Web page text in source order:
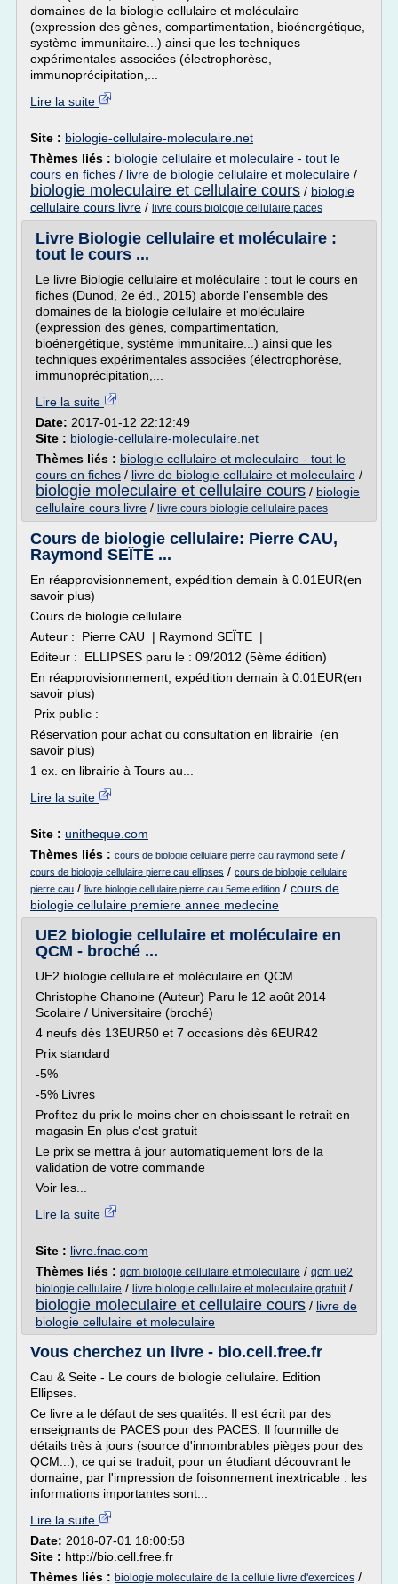
domaines de la biologie cellulaire et moléculaire
(expression des gènes, compartimentation, bioénergétique,
système immunitaire...) ainsi que les techniques
expérimentales associées (électrophorèse,
immunoprécipitation,...
Lire la suite
Site : biologie-cellulaire-moleculaire.net
Thèmes liés : biologie cellulaire et moleculaire - tout le
cours en fiches / livre de biologie cellulaire et moleculaire /
biologie moleculaire et cellulaire cours / biologie
cellulaire cours livre / livre cours biologie cellulaire paces
Livre Biologie cellulaire et moléculaire :
tout le cours ...
Le livre Biologie cellulaire et moléculaire : tout le cours en
fiches (Dunod, 2e éd., 2015) aborde l'ensemble des
domaines de la biologie cellulaire et moléculaire
(expression des gènes, compartimentation,
bioénergétique, système immunitaire...) ainsi que les
techniques expérimentales associées (électrophorèse,
immunoprécipitation,...
Lire la suite
Date: 2017-01-12 22:12:49
Site : biologie-cellulaire-moleculaire.net
Thèmes liés : biologie cellulaire et moleculaire - tout le
cours en fiches / livre de biologie cellulaire et moleculaire /
biologie moleculaire et cellulaire cours / biologie
cellulaire cours livre / livre cours biologie cellulaire paces
Cours de biologie cellulaire: Pierre CAU,
Raymond SEÏTE ...
En réapprovisionnement, expédition demain à 0.01EUR(en
savoir plus)
Cours de biologie cellulaire
Auteur : Pierre CAU | Raymond SEÏTE |
Editeur : ELLIPSES paru le : 09/2012 (5ème édition)
En réapprovisionnement, expédition demain à 0.01EUR(en
savoir plus)
Prix public :
Réservation pour achat ou consultation en librairie (en
savoir plus)
1 ex. en librairie à Tours au...
Lire la suite
Site : unitheque.com
Thèmes liés : cours de biologie cellulaire pierre cau raymond seite /
cours de biologie cellulaire pierre cau ellipses / cours de biologie cellulaire
pierre cau / livre biologie cellulaire pierre cau 5eme edition / cours de
biologie cellulaire premiere annee medecine
UE2 biologie cellulaire et moléculaire en
QCM - broché ...
UE2 biologie cellulaire et moléculaire en QCM
Christophe Chanoine (Auteur) Paru le 12 août 2014
Scolaire / Universitaire (broché)
4 neufs dès 13EUR50 et 7 occasions dès 6EUR42
Prix standard
-5%
-5% Livres
Profitez du prix le moins cher en choisissant le retrait en
magasin En plus c'est gratuit
Le prix se mettra à jour automatiquement lors de la
validation de votre commande
Voir les...
Lire la suite
Site : livre.fnac.com
Thèmes liés : qcm biologie cellulaire et moleculaire / qcm ue2
biologie cellulaire / livre biologie cellulaire et moleculaire gratuit/
biologie moleculaire et cellulaire cours / livre de
biologie cellulaire et moleculaire
Vous cherchez un livre - bio.cell.free.fr
Cau & Seite - Le cours de biologie cellulaire. Edition
Ellipses.
Ce livre a le défaut de ses qualités. Il est écrit par des
enseignants de PACES pour des PACES. Il fourmille de
détails très à jours (source d'innombrables pièges pour des
QCM...), ce qui se traduit, pour un étudiant découvrant le
domaine, par l'impression de foisonnement inextricable : les
informations importantes sont...
Lire la suite
Date: 2018-07-01 18:00:58
Site : http://bio.cell.free.fr
Thèmes liés : biologie moleculaire de la cellule livre d'exercices /